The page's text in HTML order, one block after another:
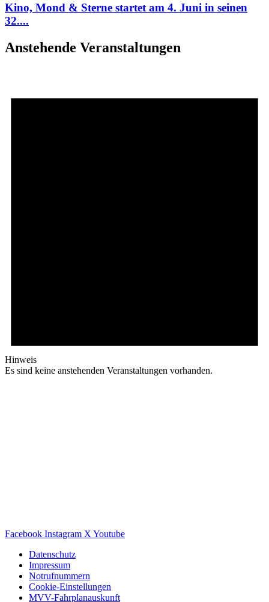
Kino, Mond & Sterne startet am 4. Juni in seinen
32....
Anstehende Veranstaltungen
Hinweis
Es sind keine anstehenden Veranstaltungen vorhanden.
Facebook Instagram X Youtube
Datenschutz
Impressum
Notrufnummern
Cookie-Einstellungen
MVV-Fahrplanauskunft